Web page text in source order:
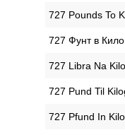
‎727 Pounds To
‎727 Фунт в
‎727 Libra Na
‎727 Pund Til
‎727 Pfund In